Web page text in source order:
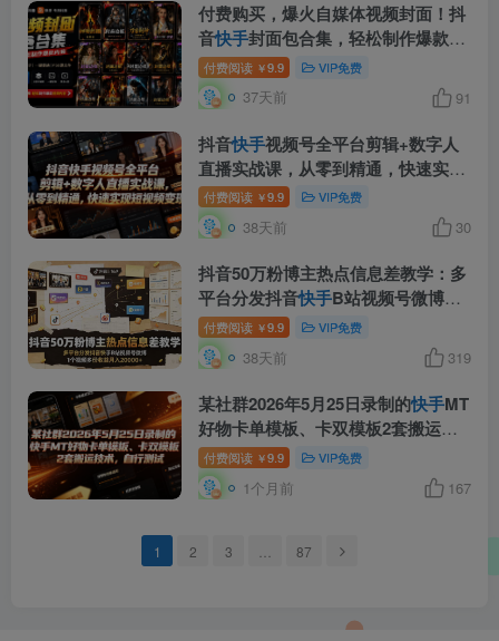
付费购买，爆火自媒体视频封面！抖
音快手封面包合集，轻松制作爆款内
容，一键替换使用PSD素材
付费阅读 ￥9.9 VIP免费
37天前 91
抖音快手视频号全平台剪辑+数字人
直播实战课，从零到精通，快速实现
短视频变现(更新2026年6月)
付费阅读 ￥9.9 VIP免费
38天前 30
抖音50万粉博主热点信息差教学：多
平台分发抖音快手B站视频号微博，1
个视频多份收益月入20000+
付费阅读 ￥9.9 VIP免费
38天前 319
某社群2026年5月25日录制的快手MT
好物卡单模板、卡双模板2套搬运技
术，自行测试
付费阅读 ￥9.9 VIP免费
1个月前 167
1 2 3 87